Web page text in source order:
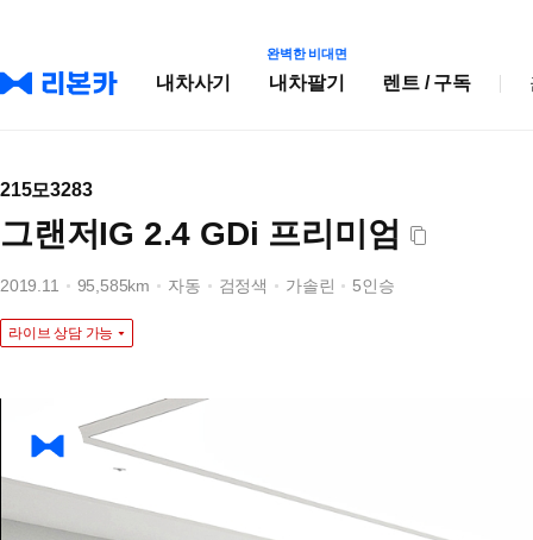
내차사기
완벽한 비대면
내차팔기 렌트 / 구독
215모3283
그랜저IG 2.4 GDi 프리미엄
2019.11 95,585km 자동 검정색 가솔린 5인승
라이브 상담 가능